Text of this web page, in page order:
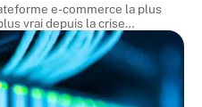
e-commerce la plus
vrai depuis la crise…